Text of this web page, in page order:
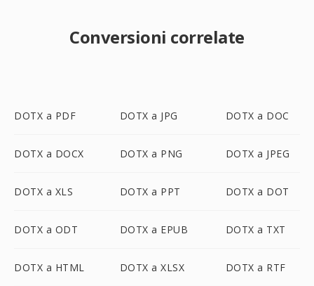
Conversioni correlate
DOTX a PDF DOTX a JPG DOTX a DOC
DOTX a DOCX DOTX a PNG DOTX a JPEG
DOTX a XLS DOTX a PPT DOTX a DOT
DOTX a ODT DOTX a EPUB DOTX a TXT
DOTX a HTML DOTX a XLSX DOTX a RTF